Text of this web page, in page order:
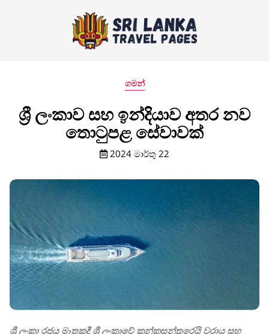
ගමන්
ශ්‍රී ලංකාව සහ ඉන්දියාව අතර නව
තොටුපළ සේවාවක්
2024 මාර්තු 22
ශ්‍රී ලංකා රජය මෑතකදී ශ්‍රී ලංකාවේ කන්කසන්තුරෙයි වරාය සහ